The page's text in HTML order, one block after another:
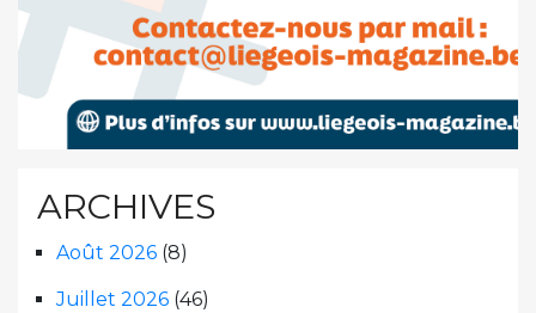
ARCHIVES
Août 2026 (8)
Juillet 2026 (46)